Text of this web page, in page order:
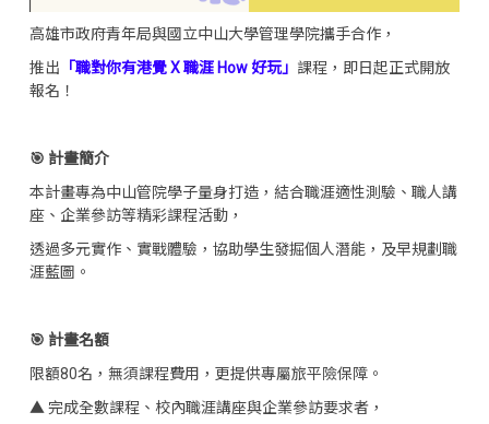
高雄市政府青年局與國立中山大學管理學院攜手合作，
推出 「職對你有港覺 X 職涯 How 好玩」 課程，即日起正式開放
報名！
🎯 計畫簡介
本計畫專為中山管院學子量身打造，結合職涯適性測驗、職人講
座、企業參訪等精彩課程活動，
透過多元實作、實戰體驗，協助學生發掘個人潛能，及早規劃職
涯藍圖。
🎯 計畫名額
限額80名，無須課程費用，更提供專屬旅平險保障。
▲ 完成全數課程、校內職涯講座與企業參訪要求者，